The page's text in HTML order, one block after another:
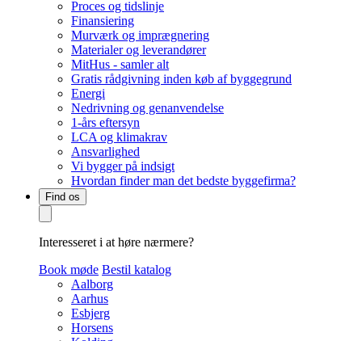
Proces og tidslinje
Finansiering
Murværk og imprægnering
Materialer og leverandører
MitHus - samler alt
Gratis rådgivning inden køb af byggegrund
Energi
Nedrivning og genanvendelse
1-års eftersyn
LCA og klimakrav
Ansvarlighed
Vi bygger på indsigt
Hvordan finder man det bedste byggefirma?
Find os
Interesseret i at høre nærmere?
Book møde Bestil katalog
Aalborg
Aarhus
Esbjerg
Horsens